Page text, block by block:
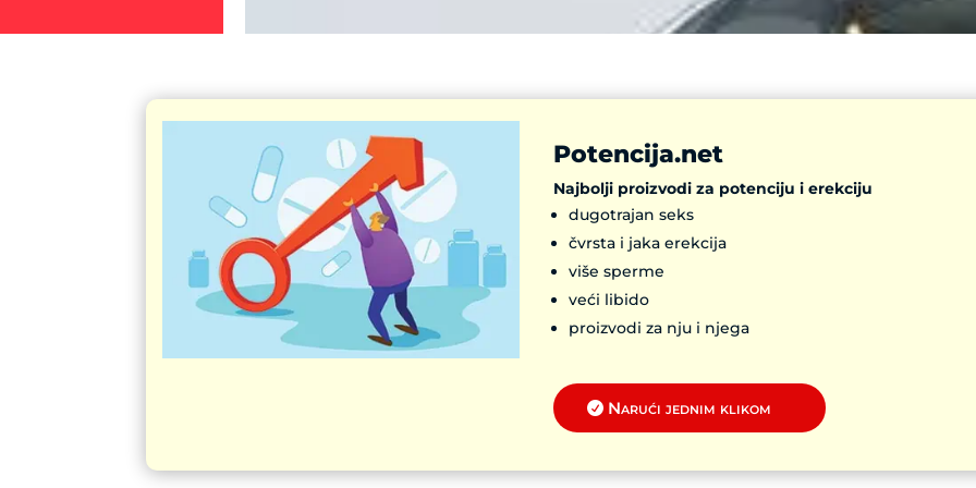
Potencija.net
Najbolji proizvodi za potenciju i erekciju
dugotrajan seks
čvrsta i jaka erekcija
više sperme
veći libido
proizvodi za nju i njega
Narući jednim klikom